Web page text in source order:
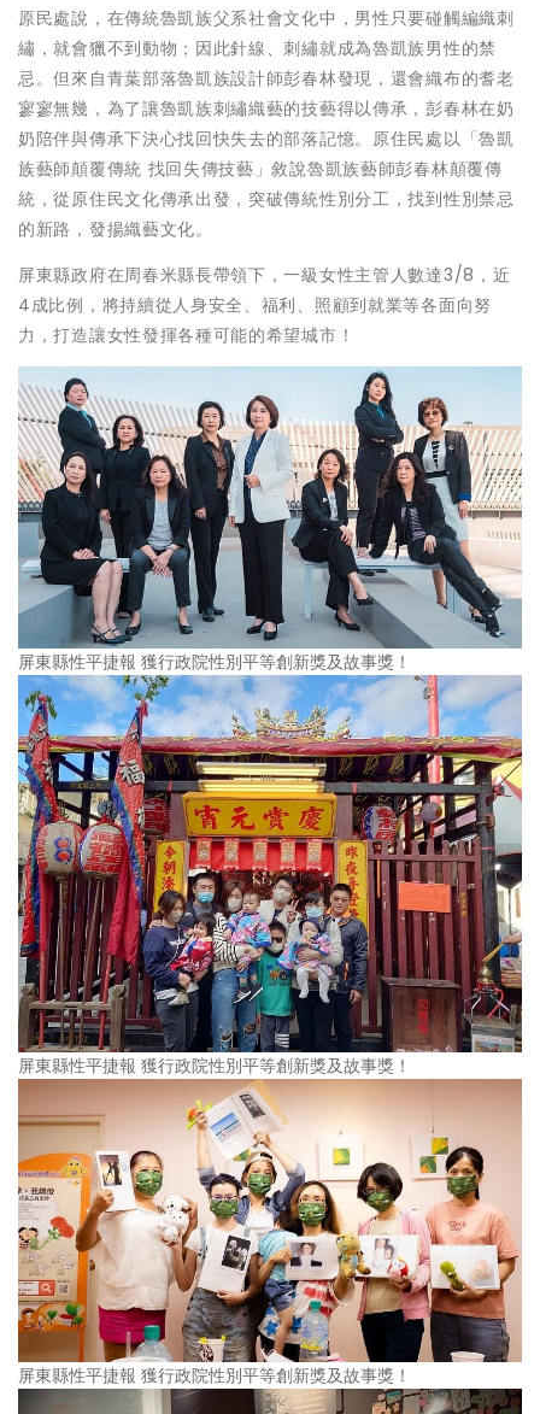
原民處說，在傳統魯凱族父系社會文化中，男性只要碰觸編織刺
繡，就會獵不到動物；因此針線、刺繡就成為魯凱族男性的禁
忌。但來自青葉部落魯凱族設計師彭春林發現，還會織布的耆老
寥寥無幾，為了讓魯凱族刺繡織藝的技藝得以傳承，彭春林在奶
奶陪伴與傳承下決心找回快失去的部落記憶。原住民處以「魯凱
族藝師顛覆傳統 找回失傳技藝」敘說魯凱族藝師彭春林顛覆傳
統，從原住民文化傳承出發，突破傳統性別分工，找到性別禁忌
的新路，發揚織藝文化。
屏東縣政府在周春米縣長帶領下，一級女性主管人數達3/8，近
4成比例，將持續從人身安全、福利、照顧到就業等各面向努
力，打造讓女性發揮各種可能的希望城市！
屏東縣性平捷報 獲行政院性別平等創新獎及故事獎！
屏東縣性平捷報 獲行政院性別平等創新獎及故事獎！
屏東縣性平捷報 獲行政院性別平等創新獎及故事獎！